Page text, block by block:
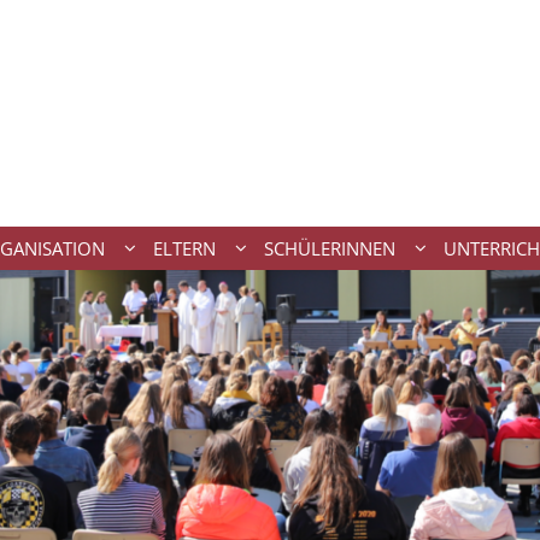
ELTERN SCHÜLERINNEN